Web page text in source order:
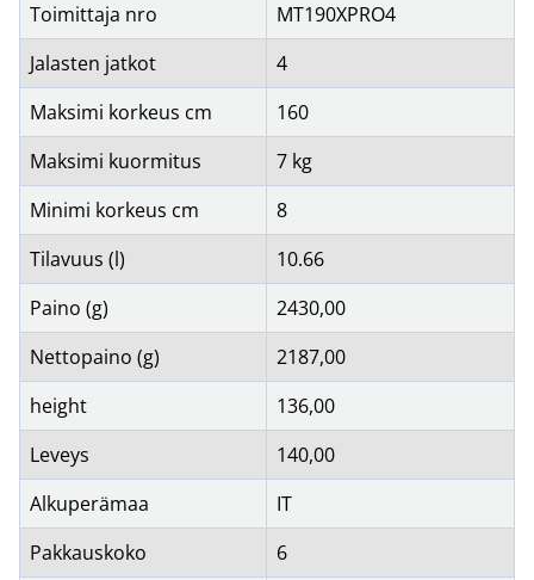
Toimittaja nro
MT190XPRO4
Jalasten jatkot
4
Maksimi korkeus cm
160
Maksimi kuormitus
7 kg
Minimi korkeus cm
8
Tilavuus (l)
10.66
Paino (g)
2430,00
Nettopaino (g)
2187,00
height
136,00
Leveys
140,00
Alkuperämaa
IT
Pakkauskoko
6